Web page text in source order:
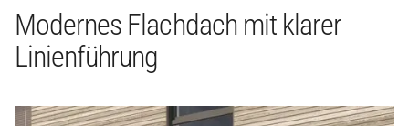
Modernes Flachdach mit klarer
Linienführung